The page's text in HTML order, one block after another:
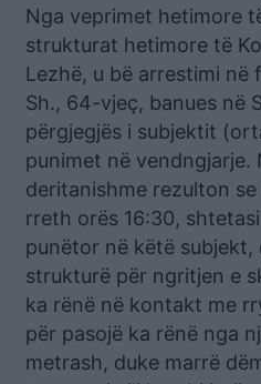
Nga veprimet hetimore
strukturat hetimore të
Lezhë, u bë arrestimi në
Sh., 64-vjeç, banues në
përgjegjës i subjektit
punimet në vendngjarje.
deritanishme rezulton
rreth orës 16:30,
punëtor në këtë subjekt,
strukturë për ngritjen e
ka rënë në kontakt me
për pasojë ka rënë nga
metrash, duke marrë